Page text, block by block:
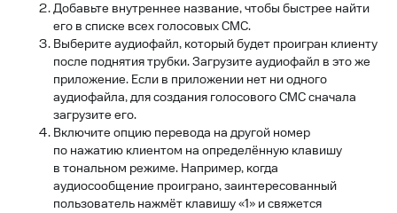
Добавьте внутреннее название, чтобы быстрее найти
его в списке всех голосовых СМС.
Выберите аудиофайл, который будет проигран клиенту
после поднятия трубки. Загрузите аудиофайл в это же
приложение. Если в приложении нет ни одного
аудиофайла, для создания голосового СМС сначала
загрузите его.
Включите опцию перевода на другой номер
по нажатию клиентом на определённую клавишу
в тональном режиме. Например, когда
аудиосообщение проиграно, заинтересованный
пользователь нажмёт клавишу «1» и свяжется